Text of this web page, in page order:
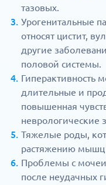
тазовых.
Урогенитальные
относят цистит,
другие
половой системы.
Гиперактивность
длительные и
повышенная
неврологические
Тяжелые роды,
растяжению мышц
Проблемы с
после неудачных